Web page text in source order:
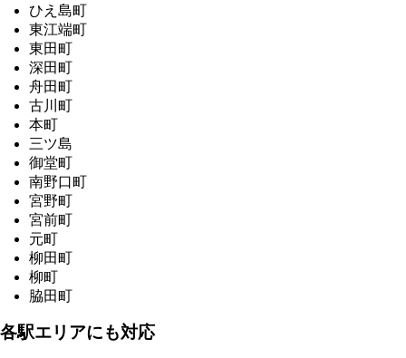
ひえ島町
東江端町
東田町
深田町
舟田町
古川町
本町
三ツ島
御堂町
南野口町
宮野町
宮前町
元町
柳田町
柳町
脇田町
各駅エリアにも対応